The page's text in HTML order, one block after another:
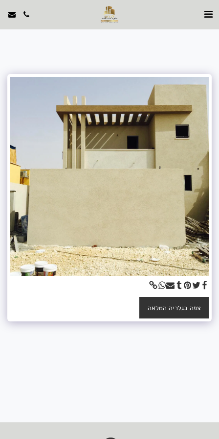
צפה בגלריה המלאה